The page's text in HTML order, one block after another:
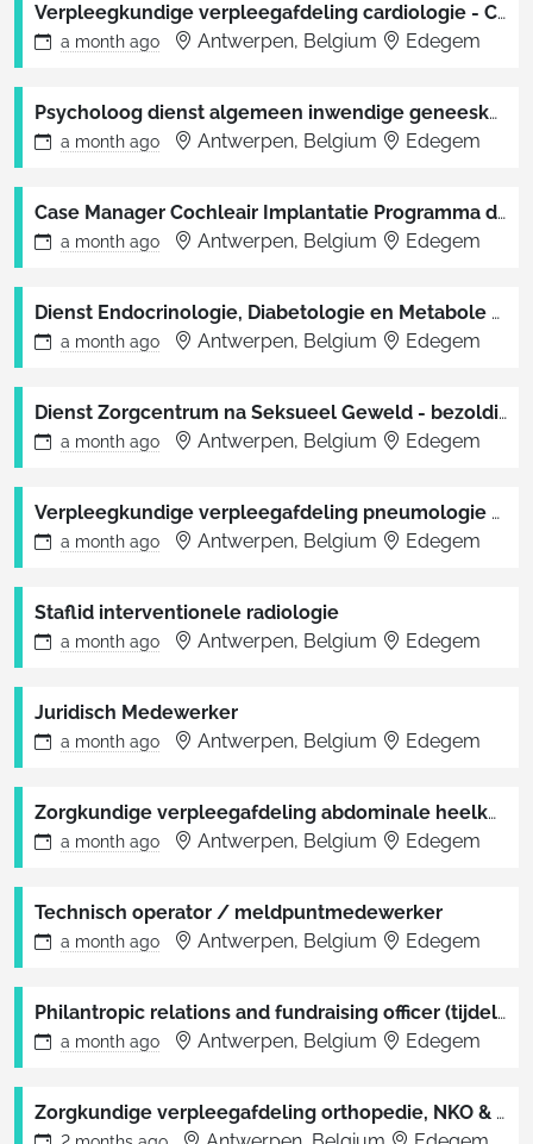
Verpleegkundige verpleegafdeling cardiologie - CCU
a month ago Antwerpen, Belgium Edegem
Psycholoog dienst algemeen inwendige geneeskunde, infectieziekten en tropische geneeskunde
a month ago Antwerpen, Belgium Edegem
Case Manager Cochleair Implantatie Programma dienst NKO
a month ago Antwerpen, Belgium Edegem
Dienst Endocrinologie, Diabetologie en Metabole Ziekten - bezoldigd consulent 3/10
a month ago Antwerpen, Belgium Edegem
Dienst Zorgcentrum na Seksueel Geweld - bezoldigd consulent 10%
a month ago Antwerpen, Belgium Edegem
Verpleegkundige verpleegafdeling pneumologie en thoraxoncologie
a month ago Antwerpen, Belgium Edegem
Staflid interventionele radiologie
a month ago Antwerpen, Belgium Edegem
Juridisch Medewerker
a month ago Antwerpen, Belgium Edegem
Zorgkundige verpleegafdeling abdominale heelkunde en urologie
a month ago Antwerpen, Belgium Edegem
Technisch operator / meldpuntmedewerker
a month ago Antwerpen, Belgium Edegem
Philantropic relations and fundraising officer (tijdelijk - 80%)
a month ago Antwerpen, Belgium Edegem
Zorgkundige verpleegafdeling orthopedie, NKO & MKA